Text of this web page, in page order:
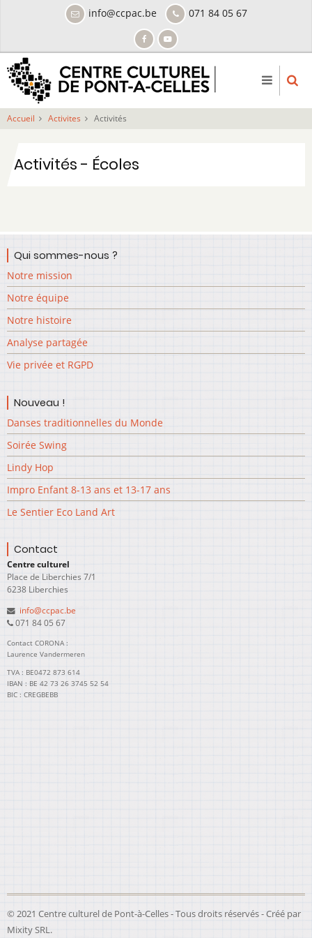
principal
info@ccpac.be 071 84 05 67
Accueil Activites Activités
Activités - Écoles
Qui sommes-nous ?
Notre mission
Notre équipe
Notre histoire
Analyse partagée
Vie privée et RGPD
Nouveau !
Danses traditionnelles du Monde
Soirée Swing
Lindy Hop
Impro Enfant 8-13 ans et 13-17 ans
Le Sentier Eco Land Art
Contact
Centre culturel
Place de Liberchies 7/1
6238 Liberchies
info@ccpac.be
071 84 05 67
Contact CORONA :
Laurence Vandermeren
TVA : BE0472 873 614
IBAN : BE 42 73 26 3745 52 54
BIC : CREGBEBB
© 2021 Centre culturel de Pont-à-Celles - Tous droits réservés - Créé par
Mixity SRL.